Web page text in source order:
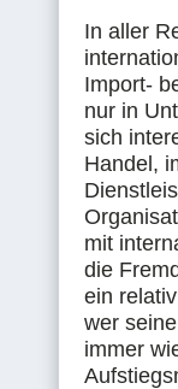
In aller
Import-
nur in
sich
Handel,
mit
die
ein
wer
immer